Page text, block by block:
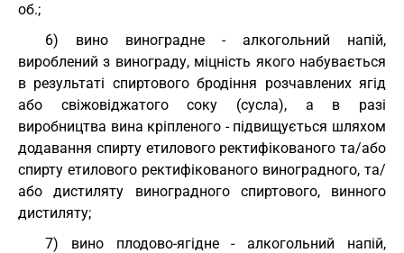
об.;
6) вино виноградне - алкогольний напій,
вироблений з винограду, міцність якого набувається
в результаті спиртового бродіння розчавлених ягід
або свіжовіджатого соку (сусла), а в разі
виробництва вина кріпленого - підвищується шляхом
додавання спирту етилового ректифікованого та/або
спирту етилового ректифікованого виноградного, та/
або дистиляту виноградного спиртового, винного
дистиляту;
7) вино плодово-ягідне - алкогольний напій,